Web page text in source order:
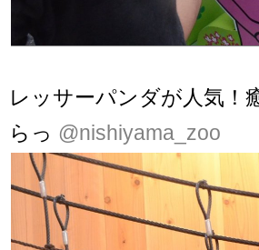
レッサーパンダが人気！
らっ @nishiyama_zoo